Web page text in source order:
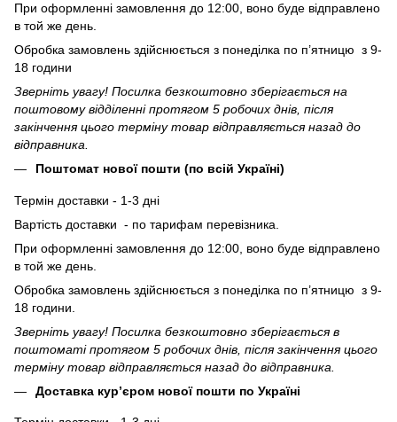
При оформленні замовлення до 12:00, воно буде відправлено
в той же день.
Обробка замовлень здійснюється з понеділка по п’ятницю з 9-
18 години
Зверніть увагу! Посилка безкоштовно зберігається на
поштовому відділенні протягом 5 робочих днів, після
закінчення цього терміну товар відправляється назад до
відправника.
Поштомат нової пошти (по всій Україні)
Термін доставки - 1-3 дні
Вартість доставки - по тарифам перевізника.
При оформленні замовлення до 12:00, воно буде відправлено
в той же день.
Обробка замовлень здійснюється з понеділка по п’ятницю з 9-
18 години.
Зверніть увагу! Посилка безкоштовно зберігається в
поштоматі протягом 5 робочих днів, після закінчення цього
терміну товар відправляється назад до відправника.
Доставка кур’єром нової пошти по Україні